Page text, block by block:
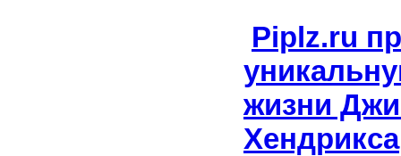
Piplz.ru
жизни
Хендрикса